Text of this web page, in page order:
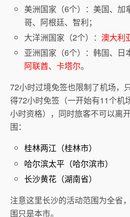
美洲国家（6个）：美国、加
哥、阿根廷、智利；
大洋洲国家（2个）：澳大利
亚洲国家（6个）：韩国、日
阿联酋、卡塔尔。
72小时过境免签也限制了机场，
得72小时免签（一开始有11个机
小时资格），同时旅客不可以离
围：
桂林两江（桂林市）
哈尔滨太平（哈尔滨市）
长沙黄花（湖南省）
注意这里长沙的活动范围为全省
围只是本市。